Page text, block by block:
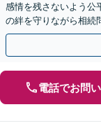
感情を残さないよう公
の絆を守りながら相続
「大切な人へ想いを遺
電話でお問